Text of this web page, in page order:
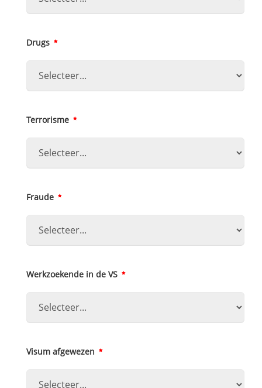
Drugs
Terrorisme
Fraude
Werkzoekende in de VS
Visum afgewezen